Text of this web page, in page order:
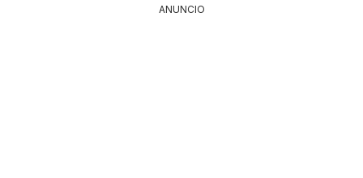
ANUNCIO